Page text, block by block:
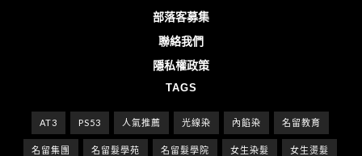
部落客募集
聯絡我們
隱私權政策
TAGS
AT3 PS53 人氣推薦 光線染 內餡染 名留教育
名留集團 名留髮學苑 名留髮學院 女生染髮 女生燙髮